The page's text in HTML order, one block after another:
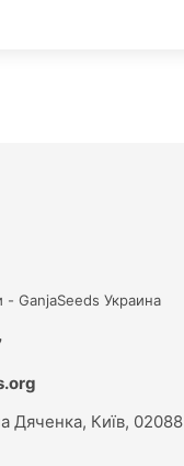
- GanjaSeeds Украина
Дяченка, Київ, 02088